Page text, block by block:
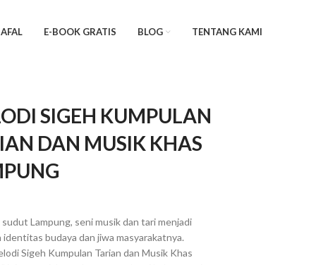
E-BOOK GRATIS BLOG TENTANG KAMI
SIGEH KUMPULAN
DAN MUSIK KHAS
Lampung, seni musik dan tari menjadi
identitas budaya dan jiwa masyarakatnya.
Sigeh Kumpulan Tarian dan Musik Khas